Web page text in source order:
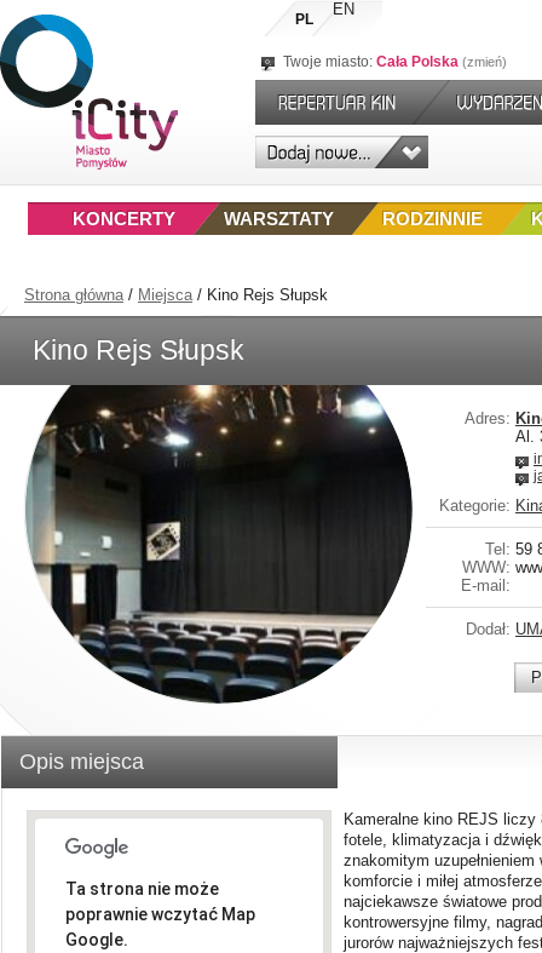
PL
EN
Twoje miasto: Cała Polska zmień
RODZINNIE
WARSZTATY
KONCERTY
Strona główna/ Miejsca/ Kino Rejs Słupsk
Kino Rejs Słupsk
Adres:
Al.
Kategorie:
Tel: 59
WWW:
E-mail:
Dodał:
Opis miejsca
Ta strona nie może
poprawnie wczytać Map
Google.
Kameralne kino REJS
fotele, klimatyzacja i
znakomitym
komforcie i miłej
najciekawsze światowe
kontrowersyjne filmy,
jurorów najważniejszych